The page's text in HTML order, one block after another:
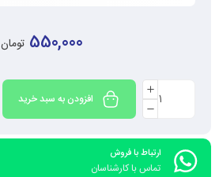
550,000 تومان
افزودن به سبد خرید
ارتباط با فروش
تماس با کارشناسان